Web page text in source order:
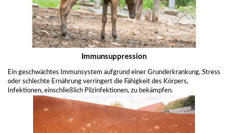
Immunsuppression
Ein geschwächtes Immunsystem aufgrund einer Grunderkrankung, Stress
oder schlechte Ernährung verringert die Fähigkeit des Körpers,
Infektionen, einschließlich Pilzinfektionen, zu bekämpfen.